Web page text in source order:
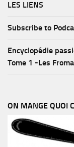
LES LIENS
Subscribe to
Encyclopédie
Tome 1 -Les
ON MANGE QUOI